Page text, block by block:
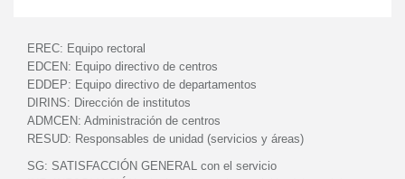
EREC: Equipo rectoral
EDCEN: Equipo directivo de centros
EDDEP: Equipo directivo de departamentos
DIRINS: Dirección de institutos
ADMCEN: Administración de centros
RESUD: Responsables de unidad (servicios y áreas)
SG: SATISFACCIÓN GENERAL con el servicio